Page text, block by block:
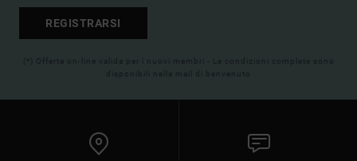
REGISTRARSI
(*) Offerta on-line valida per i nuovi membri - Le condizioni complete sono
disponibili nella mail di benvenuto